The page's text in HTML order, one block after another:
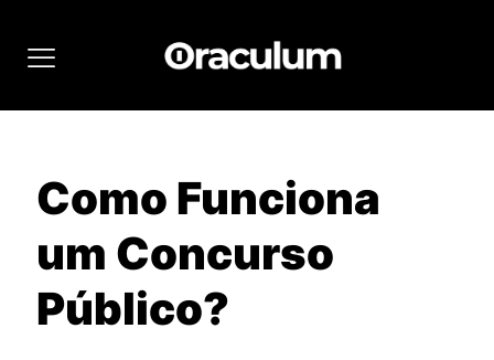
Como Funciona
um Concurso
Público?